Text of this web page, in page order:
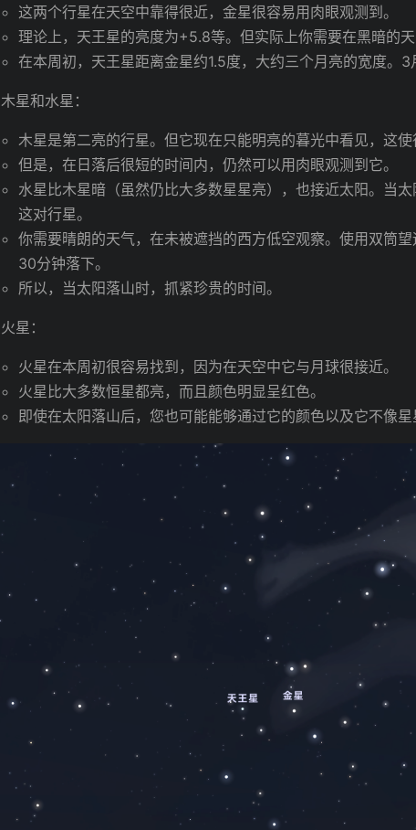
这两个行星在天空中靠得很近，金星很容易用肉眼观测到。
理论上，天王星的亮度为+5.8等。但实际上你需要在黑暗的
在本周初，天王星距离金星约1.5度，大约三个月亮的宽度。3
木星和水星：
木星是第二亮的行星。但它现在只能明亮的暮光中看见，这使
但是，在日落后很短的时间内，仍然可以用肉眼观测到它。
水星比木星暗（虽然仍比大多数星星亮），也接近太阳。当
这对行星。
你需要晴朗的天气，在未被遮挡的西方低空观察。使用双筒
30分钟落下。
所以，当太阳落山时，抓紧珍贵的时间。
火星：
火星在本周初很容易找到，因为在天空中它与月球很接近。
火星比大多数恒星都亮，而且颜色明显呈红色。
即使在太阳落山后，您也可能能够通过它的颜色以及它不像星